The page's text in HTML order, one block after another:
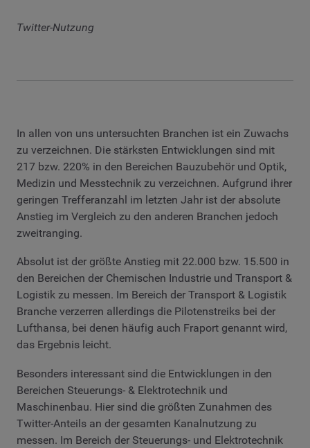
Twitter-Nutzung
In allen von uns untersuchten Branchen ist ein Zuwachs
zu verzeichnen. Die stärksten Entwicklungen sind mit
217 bzw. 220% in den Bereichen Bauzubehör und Optik,
Medizin und Messtechnik zu verzeichnen. Aufgrund ihrer
geringen Trefferanzahl im letzten Jahr ist der absolute
Anstieg im Vergleich zu den anderen Branchen jedoch
zweitranging.
Absolut ist der größte Anstieg mit 22.000 bzw. 15.500 in
den Bereichen der Chemischen Industrie und Transport &
Logistik zu messen. Im Bereich der Transport & Logistik
Branche verzerren allerdings die Pilotenstreiks bei der
Lufthansa, bei denen häufig auch Fraport genannt wird,
das Ergebnis leicht.
Besonders interessant sind die Entwicklungen in den
Bereichen Steuerungs- & Elektrotechnik und
Maschinenbau. Hier sind die größten Zunahmen des
Twitter-Anteils an der gesamten Kanalnutzung zu
messen. Im Bereich der Steuerungs- und Elektrotechnik